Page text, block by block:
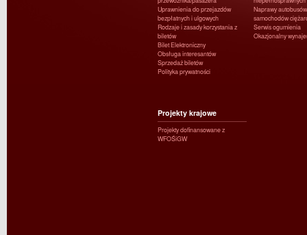
Uprawnienia do przejazdów
bezpłatnych i ulgowych
Rodzaje i zasady korzystania z
biletów
Bilet Elektroniczny
Obsługa interesantów
Sprzedaż biletów
Polityka prywatności
Naprawy
samochodów
Serwis ogumienia
Okazjonalny
Projekty krajowe
Projekty dofinansowane z
WFOŚiGW